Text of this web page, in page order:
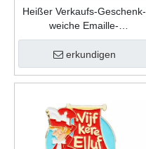
Heißer Verkaufs-Geschenk-
weiche Emaille-
kundenspezifische
Andenken-Mode-Form-Zink-
Legierungs-Karnevals-
Revers-Stift
erkundigen